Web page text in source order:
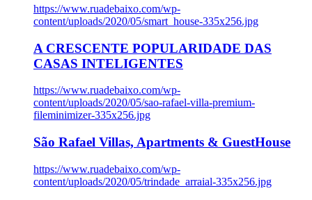
https://www.ruadebaixo.com/wp-
content/uploads/2020/05/smart_house-335x256.jpg
A CRESCENTE POPULARIDADE DAS
CASAS INTELIGENTES
https://www.ruadebaixo.com/wp-
content/uploads/2020/05/sao-rafael-villa-premium-
fileminimizer-335x256.jpg
São Rafael Villas, Apartments & GuestHouse
https://www.ruadebaixo.com/wp-
content/uploads/2020/05/trindade_arraial-335x256.jpg